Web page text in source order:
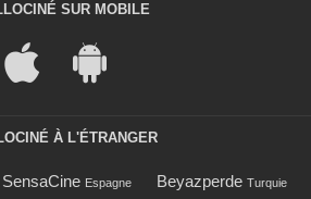
SUR MOBILE
À L'ÉTRANGER
SensaCine Espagne Beyazperde Turquie